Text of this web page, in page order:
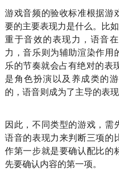
游戏音频的验收标准根据游
要的主要表现力是什么。比
重于音效的表现力，语音
力，音乐则为辅助渲染作用
乐的节奏就会占有绝对的表
是角色扮演以及养成类的
的，语音则成为了主导的表现
因此，不同类型的游戏，需
语音的表现力来判断三项的
作第一步就是要确认配比的
先要确认内容的第一项。